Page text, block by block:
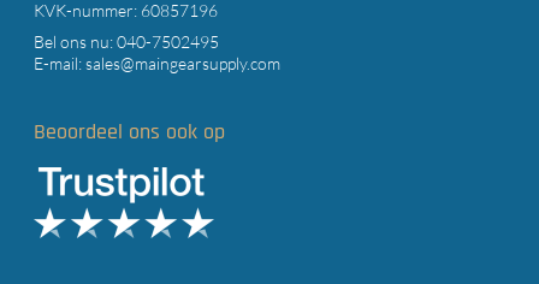
KVK-nummer: 60857196
Bel ons nu:040-7502495
E-mail:sales@maingearsupply.com
Beoordeel ons ook op